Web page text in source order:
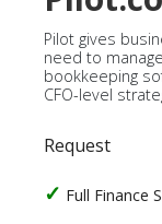
Pilot gives
need to
bookkeeping
CFO-level
Request
Full Finance